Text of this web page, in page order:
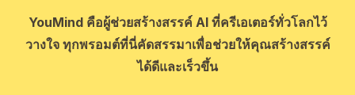
YouMind คือผู้ช่วยสร้างสรรค์ AI ที่ครีเอเตอร์ทั่วโลกไว้
วางใจ ทุกพรอมต์ที่นี่คัดสรรมาเพื่อช่วยให้คุณสร้างสรรค์
ได้ดีและเร็วขึ้น